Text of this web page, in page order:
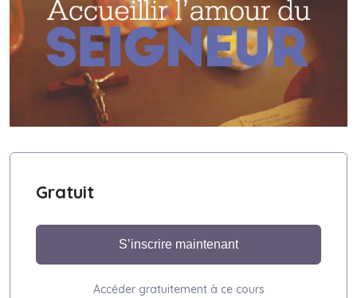
Gratuit
S’inscrire maintenant
Accéder gratuitement à ce cours